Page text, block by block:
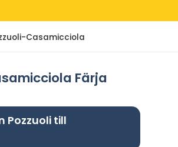
Casamicciola
Färja
Pozzuoli till